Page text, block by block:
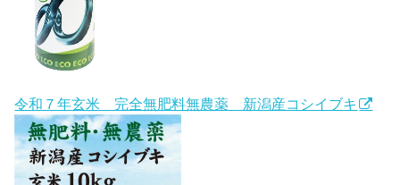
令和７年玄米 完全無肥料無農薬 新潟産コシイブキ